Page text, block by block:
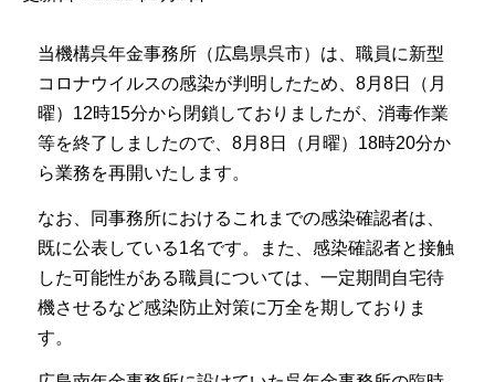
当機構呉年金事務所（広島県呉市）は、職員に新型
コロナウイルスの感染が判明したため、8月8日（月
曜）12時15分から閉鎖しておりましたが、消毒作業
等を終了しましたので、8月8日（月曜）18時20分か
ら業務を再開いたします。
なお、同事務所におけるこれまでの感染確認者は、
既に公表している1名です。また、感染確認者と接触
した可能性がある職員については、一定期間自宅待
機させるなど感染防止対策に万全を期しておりま
す。